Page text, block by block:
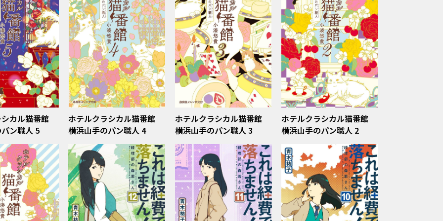
カル猫番館
横浜山手のパン職人 5
ホテルクラシカル猫番館
横浜山手のパン職人 4
ホテルクラシカル猫番館
横浜山手のパン職人 3
ホテルクラシカル猫番館
横浜山手のパン職人 2